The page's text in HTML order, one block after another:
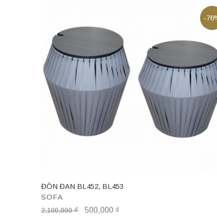
-
SOFA
ĐÔN ĐAN BL452, BL453
2,100,000₫ 500,000 ₫